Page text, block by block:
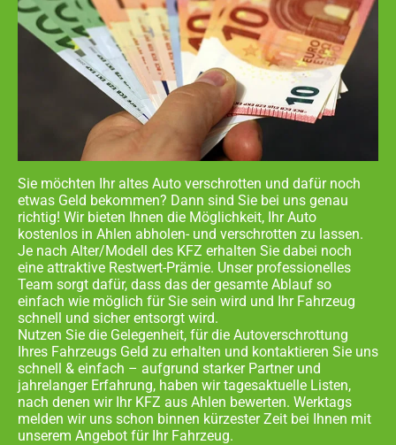
Sie möchten Ihr altes Auto verschrotten und dafür noch
etwas Geld bekommen? Dann sind Sie bei uns genau
richtig! Wir bieten Ihnen die Möglichkeit, Ihr Auto
kostenlos in Ahlen abholen- und verschrotten zu lassen.
Je nach Alter/Modell des KFZ erhalten Sie dabei noch
eine attraktive Restwert-Prämie. Unser professionelles
Team sorgt dafür, dass das der gesamte Ablauf so
einfach wie möglich für Sie sein wird und Ihr Fahrzeug
schnell und sicher entsorgt wird.
Nutzen Sie die Gelegenheit, für die Autoverschrottung
Ihres Fahrzeugs Geld zu erhalten und kontaktieren Sie uns
schnell & einfach – aufgrund starker Partner und
jahrelanger Erfahrung, haben wir tagesaktuelle Listen,
nach denen wir Ihr KFZ aus Ahlen bewerten. Werktags
melden wir uns schon binnen kürzester Zeit bei Ihnen mit
unserem Angebot für Ihr Fahrzeug.